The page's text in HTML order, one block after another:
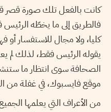
كانت بالفعل تلك صورة قصر
فالطريق إلى ما يخطّه
كليا، ولا مجال للاستفسار
يقوله الرئيس فقط، لذلك لم
الصحافة سوى انتظار ما
موقع فايسبوك، في غفلة من
من الأعراف التي يعلمها